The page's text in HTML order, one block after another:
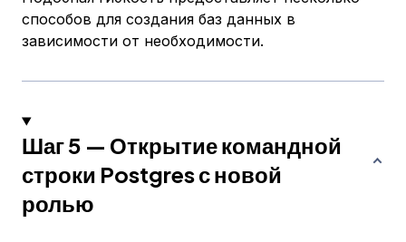
способов для создания баз данных в
зависимости от необходимости.
Шаг 5 — Открытие командной
строки Postgres с новой
ролью